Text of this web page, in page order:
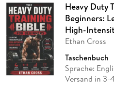
Heavy Duty
Beginners:
High-
Ethan Cross
Taschenbuch
Sprache:
Versand in 3-